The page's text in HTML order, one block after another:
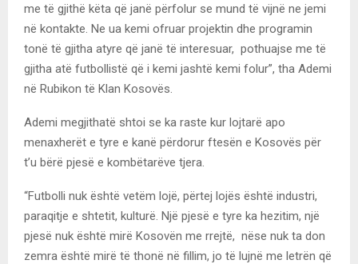
me të gjithë këta që janë përfolur se mund të vijnë ne jemi
në kontakte. Ne ua kemi ofruar projektin dhe programin
tonë të gjitha atyre që janë të interesuar, pothuajse me të
gjitha atë futbollistë që i kemi jashtë kemi folur”, tha Ademi
në Rubikon të Klan Kosovës.
Ademi megjithatë shtoi se ka raste kur lojtarë apo
menaxherët e tyre e kanë përdorur ftesën e Kosovës për
t’u bërë pjesë e kombëtarëve tjera.
“Futbolli nuk është vetëm lojë, përtej lojës është industri,
paraqitje e shtetit, kulturë. Një pjesë e tyre ka hezitim, një
pjesë nuk është mirë Kosovën me rrejtë, nëse nuk ta don
zemra është mirë të thonë në fillim, jo të lujnë me letrën që